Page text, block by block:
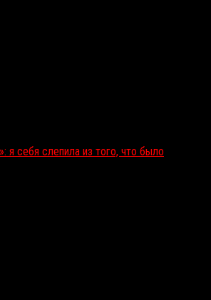
себя слепила из того, что было